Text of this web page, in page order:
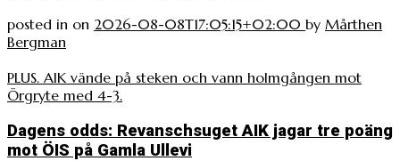
posted in on 2026-08-08T17:05:15+02:00 by Mårthen
Bergman
PLUS. AIK vände på steken och vann holmgången mot
Örgryte med 4-3.
Dagens odds: Revanschsuget AIK jagar tre poäng
mot ÖIS på Gamla Ullevi